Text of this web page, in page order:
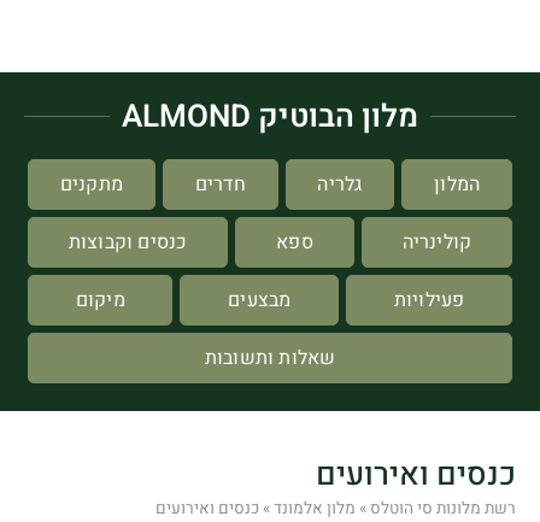
מלון הבוטיק ALMOND
המלון גלריה חדרים
מתקנים
קולינריה
ספא
כנסים וקבוצות
פעילויות
מבצעים
מיקום
שאלות ותשובות
כנסים ואירועים
רשת מלונות סי הוטלס » מלון אלמונד» כנסים ואירועים